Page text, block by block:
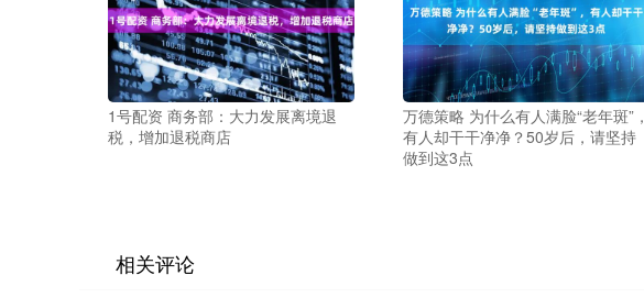
1号配资 商务部：大力发展离境退
税，增加退税商店
万德策略 为什么有人满脸“老年斑”，
有人却干干净净？50岁后，请坚持
做到这3点
相关评论